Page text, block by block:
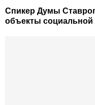
Спикер Думы
объекты